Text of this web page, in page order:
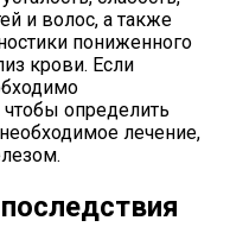
и волос, а также
пониженного
крови. Если
чтобы определить
лечение,